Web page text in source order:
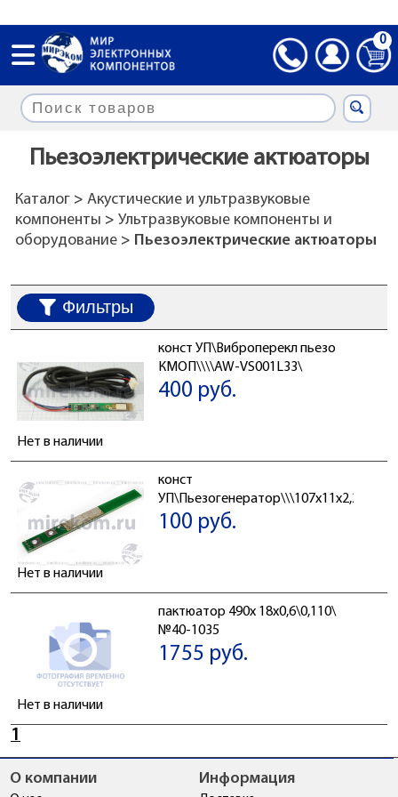
0
Пьезоэлектрические актюаторы
Каталог> Акустические и ультразвуковые
компоненты > Ультразвуковые компоненты и
оборудование> Пьезоэлектрические актюаторы
Фильтры
конст УП\Виброперекл пьезо
КМОП\\\\AW-VS001L33\
400 руб.
Нет в наличии
конст
100 руб.
Нет в наличии
пактюатор 490x 18x0,6\0,110\
№40-1035
1755 руб.
Нет в наличии
1
О компании Информация